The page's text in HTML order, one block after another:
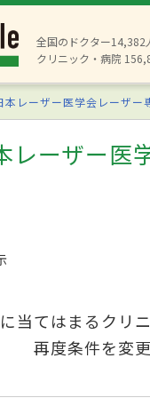
全国のドクター14,382
クリニック・病院
本レーザー医学会レーザー
レーザー医
当てはまるクリ
再度条件を変